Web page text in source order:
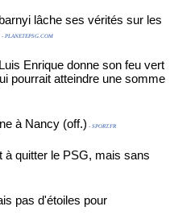
lâche ses vérités sur les
- PLANETEPSG.COM
Enrique donne son feu vert
pourrait atteindre une somme
à Nancy (off.) - SPORT.FR
à quitter le PSG, mais sans
pas d'étoiles pour